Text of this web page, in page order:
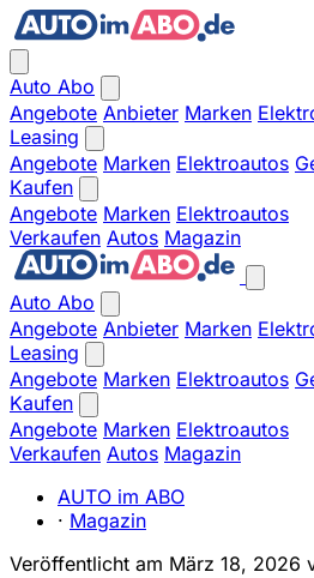
Auto Abo
Angebote Anbieter Marken
Leasing
Angebote Marken Elektroautos
Kaufen
Angebote Marken Elektroautos
Verkaufen Autos Magazin
Auto Abo
Angebote Anbieter Marken
Leasing
Angebote Marken Elektroautos
Kaufen
Angebote Marken Elektroautos
Verkaufen Autos Magazin
AUTO im ABO
· Magazin
Veröffentlicht am März 18, 2026